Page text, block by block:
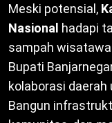
Meski potensial,
Nasional hadapi
sampah
Bupati
kolaborasi
Bangun